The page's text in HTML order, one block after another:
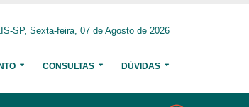
SP, Sexta-feira, 07 de Agosto de 2026
CONSULTAS DÚVIDAS